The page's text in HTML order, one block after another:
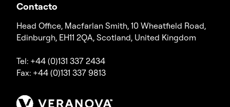
Contacto
Head Office, Macfarlan Smith, 10 Wheatfield Road,
Edinburgh, EH11 2QA, Scotland, United Kingdom
Tel: +44 (0)131 337 2434
Fax: +44 (0)131 337 9813